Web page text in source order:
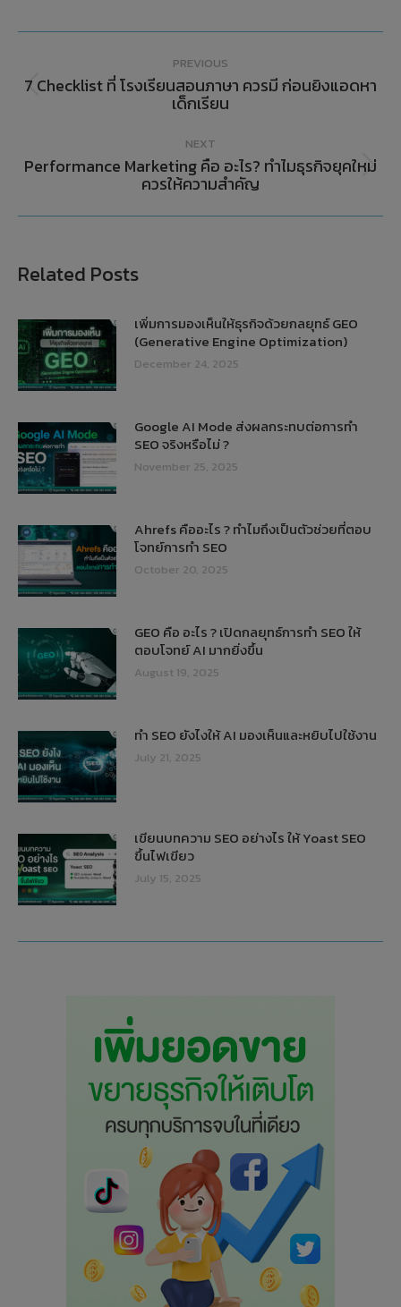
PREVIOUS
7 Checklist ที่ โรงเรียนสอนภาษา ควรมี ก่อนยิงแอดหา
เด็กเรียน
NEXT
Performance Marketing คือ อะไร? ทำไมธุรกิจยุคใหม่
ควรให้ความสำคัญ
Related Posts
เพิ่มการมองเห็นให้ธุรกิจด้วยกลยุทธ์ GEO
(Generative Engine Optimization)
December 24, 2025
Google AI Mode ส่งผลกระทบต่อการทำ
SEO จริงหรือไม่ ?
November 25, 2025
Ahrefs คืออะไร ? ทำไมถึงเป็นตัวช่วยที่ตอบ
โจทย์การทำ SEO
October 20, 2025
GEO คือ อะไร ? เปิดกลยุทธ์การทำ SEO ให้
ตอบโจทย์ AI มากยิ่งขึ้น
August 19, 2025
ทำ SEO ยังไงให้ AI มองเห็นและหยิบไปใช้งาน
July 21, 2025
เขียนบทความ SEO อย่างไร ให้ Yoast SEO
ขึ้นไฟเขียว
July 15, 2025